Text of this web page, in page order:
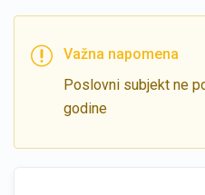
Važna napomena
Poslovni subjekt ne
godine